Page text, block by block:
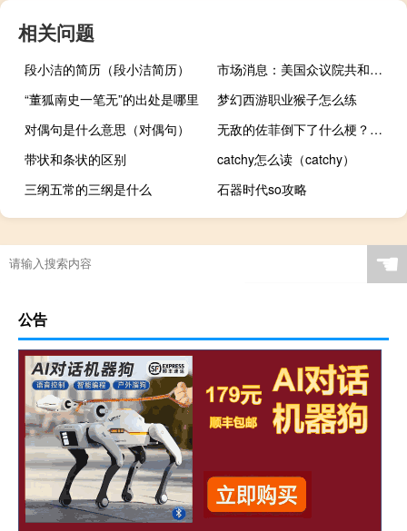
相关问题
段小洁的简历（段小洁简历）
市场消息：美国众议院共和党人已经开始对众议院议长提名人进行第一轮投票
“董狐南史一笔无”的出处是哪里
梦幻西游职业猴子怎么练
对偶句是什么意思（对偶句）
无敌的佐菲倒下了什么梗？无敌的佐菲倒下了是什么意思什么梗
带状和条状的区别
catchy怎么读（catchy）
三纲五常的三纲是什么
石器时代so攻略
☚
公告